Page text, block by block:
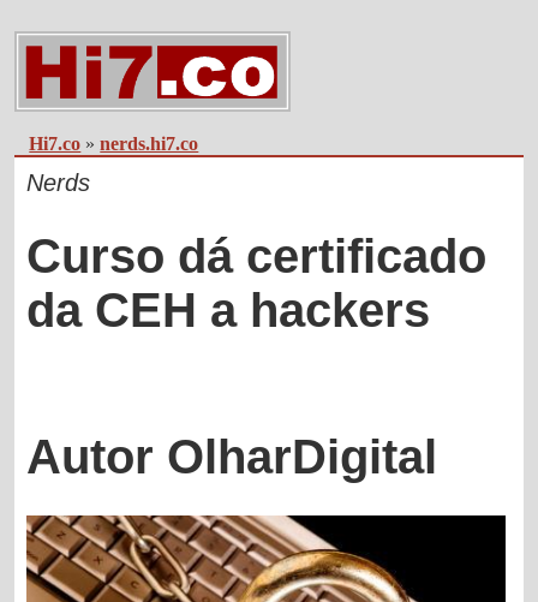
Hi7.co »nerds.hi7.co
Nerds
Curso dá certificado
da CEH a hackers
Autor OlharDigital